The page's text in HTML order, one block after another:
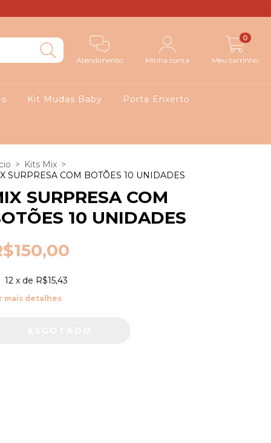
Atendimento Minha conta Meu carrinho
0
Kit Mudas Baby Porta Enxerto
> Kits Mix >
SURPRESA COM BOTÕES 10 UNIDADES
SURPRESA COM
10 UNIDADES
12 x de R$15,43
mais detalhes